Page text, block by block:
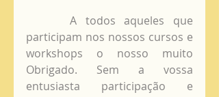
participam nos nossos cursos e
workshops o nosso muito
Obrigado. Sem a vossa
entusiasta participação e